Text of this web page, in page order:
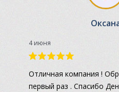
4 июня
Отличная компания !
первый раз . Спасибо